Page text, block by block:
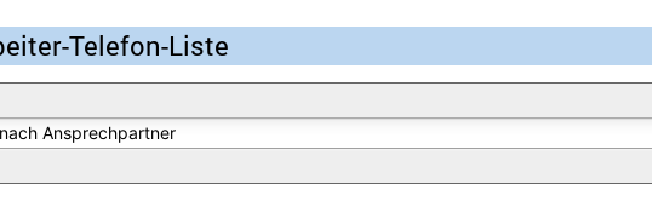
Telefon-Liste